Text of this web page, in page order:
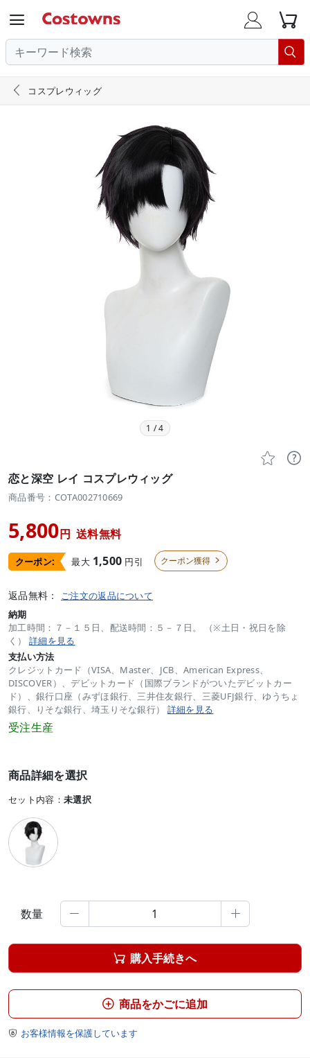
  

 コスプレウィッグ
1 /4
 
恋と深空 レイ コスプレウィッグ
商品番号：COTA002710669
5,800円 送料無料
クーポン: 最大 1,500 円引 クーポン獲得 
返品無料： ご注文の返品について
納期
加工時間：７－１５日、配送時間：５－７日。 （※土日・祝日を除
く） 詳細を見る
支払い方法
クレジットカード（VISA、Master、JCB、American Express、
DISCOVER）、デビットカード（国際ブランドがついたデビットカー
ド）、銀行口座（みずほ銀行、三井住友銀行、三菱UFJ銀行、ゆうちょ
銀行、りそな銀行、埼玉りそな銀行） 詳細を見る
受注生産
商品詳細を選択
セット内容： 未選択
数量  
 購入手続きへ
 商品をかごに追加
 お客様情報を保護しています